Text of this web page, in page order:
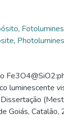
,
,
luminescente
Goiás, Catalão,